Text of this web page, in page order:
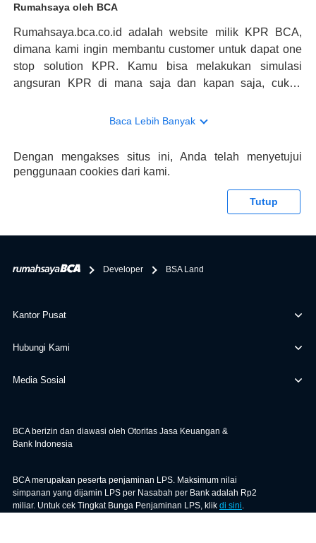
Rumahsaya oleh BCA
Rumahsaya.bca.co.id adalah website milik KPR BCA,
dimana kami ingin membantu customer untuk dapat one
stop solution KPR. Kamu bisa melakukan simulasi
angsuran KPR di mana saja dan kapan saja, cukup
konsultasi mengenai KPR, maka ada layanan live chat
memberikan keuntungan yang berlipat, persyaratan
pengajuan KPR BCA juga sangat mudah, kamu bisa cek
tentang properti disini BCA hanya sebagai pihak
bertanggung jawab terhadap informasi yang rekanan
Baca Lebih Banyak
Dengan mengakses situs ini, Anda telah menyetujui
penggunaan cookies dari kami.
Tutup
Developer BSA Land
Kantor Pusat
Hubungi Kami
Media Sosial
BCA berizin dan diawasi oleh Otoritas Jasa Keuangan &
Bank Indonesia
BCA merupakan peserta penjaminan LPS. Maksimum nilai
simpanan yang dijamin LPS per Nasabah per Bank adalah Rp2
miliar. Untuk cek Tingkat Bunga Penjaminan LPS, klik di sini